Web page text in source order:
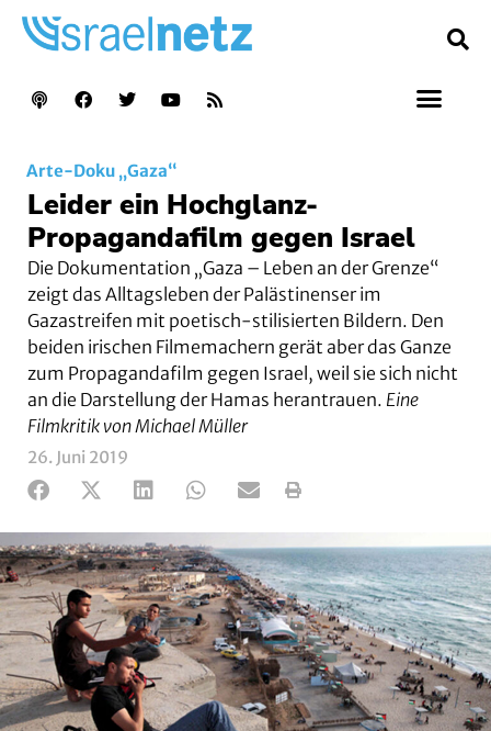
Arte-Doku „Gaza“
Leider ein Hochglanz-
Propagandafilm gegen Israel
Die Dokumentation „Gaza – Leben an der Grenze“
zeigt das Alltagsleben der Palästinenser im
Gazastreifen mit poetisch-stilisierten Bildern. Den
beiden irischen Filmemachern gerät aber das Ganze
zum Propagandafilm gegen Israel, weil sie sich nicht
an die Darstellung der Hamas herantrauen. Eine
Filmkritik von Michael Müller
26. Juni 2019